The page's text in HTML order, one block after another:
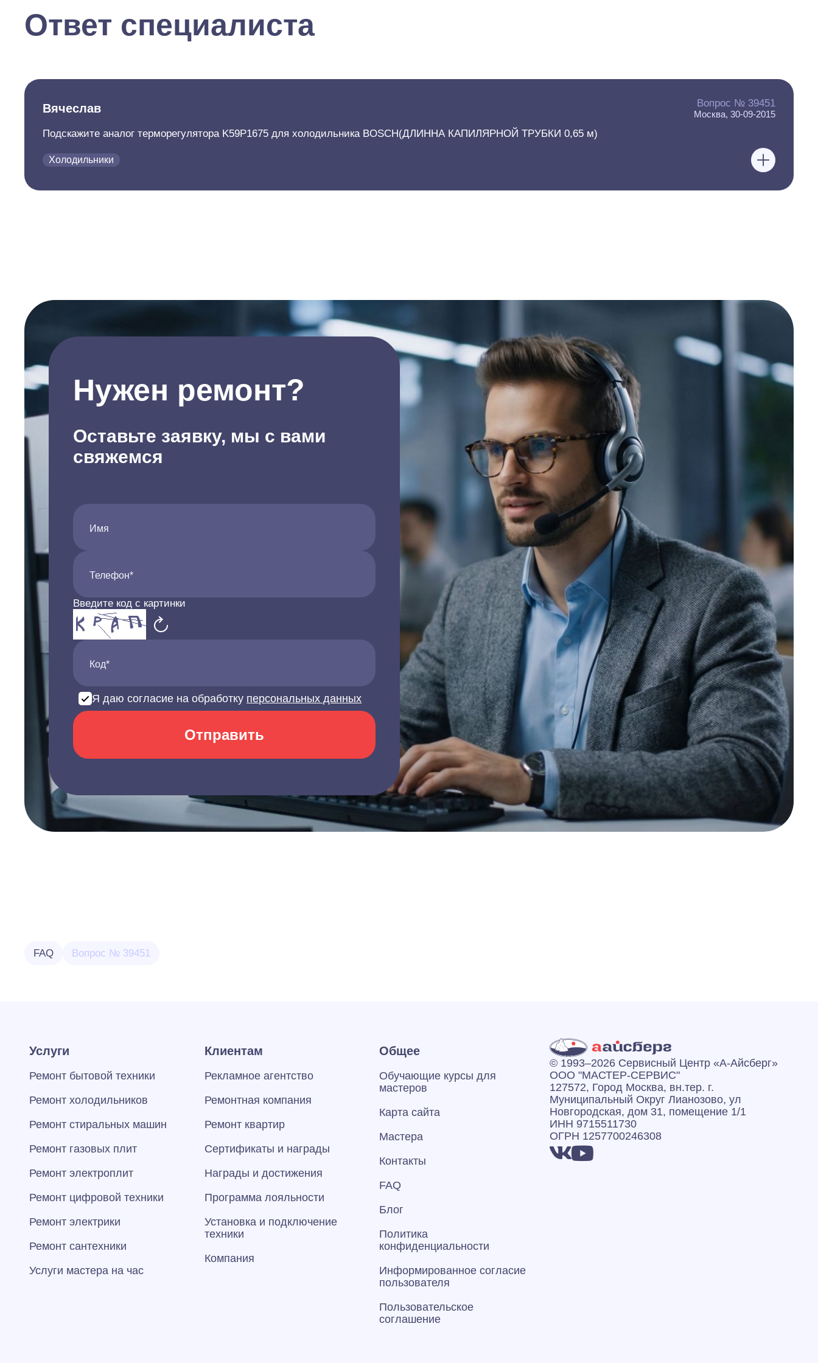
Ответ специалиста
Вячеслав Вопрос № 39451
Москва, 30-09-2015
Подскажите аналог терморегулятора K59P1675 для холодильника BOSCH(ДЛИННА КАПИЛЯРНОЙ ТРУБКИ 0,65 м)
Холодильники
Нужен ремонт?
Оставьте заявку, мы с вами
свяжемся
Имя
Телефон*
Введите код с картинки
Код*
Я даю согласие на обработку персональных данных
Отправить
FAQ Вопрос № 39451
Услуги
Ремонт бытовой техники
Ремонт холодильников
Ремонт стиральных машин
Ремонт газовых плит
Ремонт электроплит
Ремонт цифровой техники
Ремонт электрики
Ремонт сантехники
Услуги мастера на час
Клиентам
Рекламное агентство
Ремонтная компания
Ремонт квартир
Сертификаты и награды
Награды и достижения
Программа лояльности
Установка и подключение
техники
Компания
Общее
Обучающие курсы для
мастеров
Карта сайта
Мастера
Контакты
FAQ
Блог
Политика
конфиденциальности
Информированное согласие
пользователя
Пользовательское
соглашение
© 1993–2026 Сервисный Центр «А‑Айсберг»
ООО "МАСТЕР-СЕРВИС"
127572, Город Москва, вн.тер. г.
Муниципальный Округ Лианозово, ул
Новгородская, дом 31, помещение 1/1
ИНН 9715511730
ОГРН 1257700246308